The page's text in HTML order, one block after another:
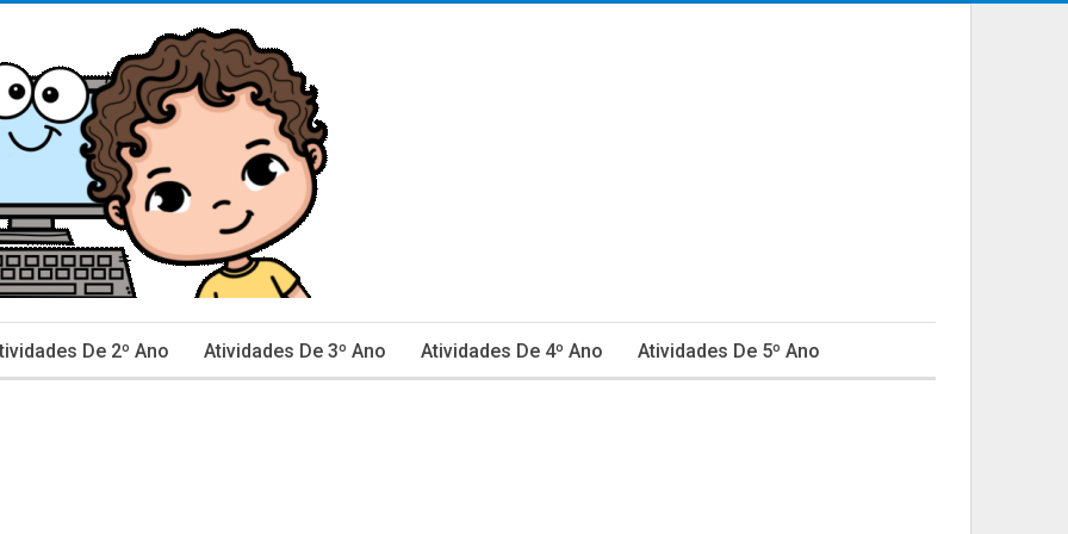
De 2º Ano Atividades De 3º Ano Atividades De 4º Ano Atividades De 5º Ano
De Caderno E Avaliação